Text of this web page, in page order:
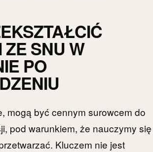
SNU W
PO
mogą być cennym surowcem do
pod warunkiem, że nauczymy się
Kluczem nie jest